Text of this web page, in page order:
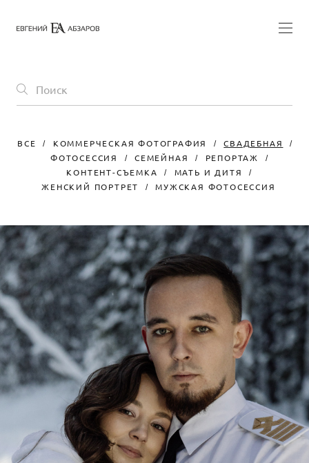
ВСЕ КОММЕРЧЕСКАЯ ФОТОГРАФИЯ
СВАДЕБНАЯ
ФОТОСЕССИЯ
СЕМЕЙНАЯ
РЕПОРТАЖ
КОНТЕНТ-СЪЕМКА
МАТЬ И ДИТЯ
ЖЕНСКИЙ ПОРТРЕТ
МУЖСКАЯ ФОТОСЕССИЯ